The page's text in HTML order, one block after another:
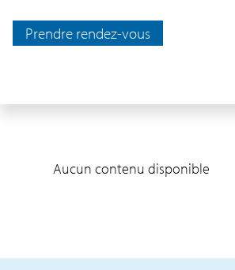
Prendre rendez-vous
Aucun contenu disponible